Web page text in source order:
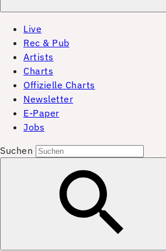
Live
Rec & Pub
Artists
Charts
Offizielle Charts
Newsletter
E-Paper
Jobs
Suchen